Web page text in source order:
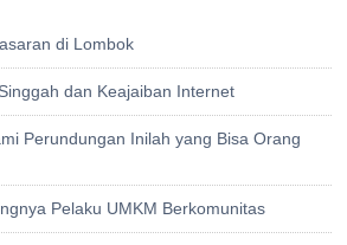
di Lombok
dan Keajaiban Internet
Perundungan Inilah yang Bisa Orang
Pelaku UMKM Berkomunitas